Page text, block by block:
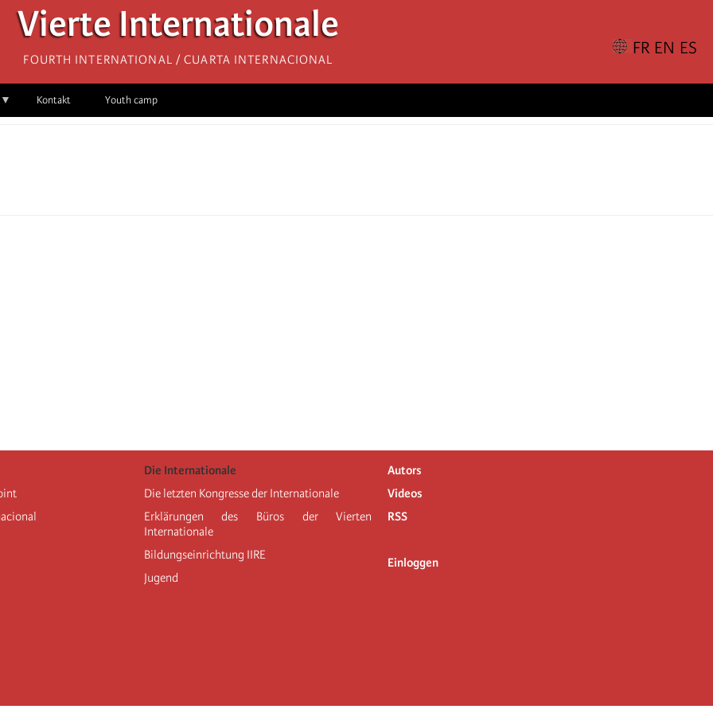
Vierte Internationale
Fourth International / Cuarta Internacional
Kontakt Youth camp
Die Internationale
Die letzten Kongresse der Internationale
Erklärungen des Büros der Vierten
Internationale
Bildungseinrichtung IIRE
Jugend
Autors
Videos
RSS
Einloggen